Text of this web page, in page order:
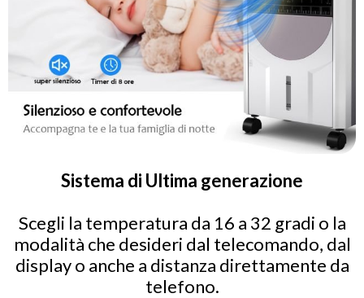
Sistema di Ultima generazione
Scegli la temperatura da 16 a 32 gradi o la
modalità che desideri dal telecomando, dal
display o anche a distanza direttamente da
telefono.